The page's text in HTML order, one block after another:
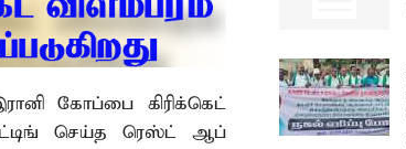
கோப்பை கிரிக்கெட்
செய்த ரெஸ்ட் ஆப்